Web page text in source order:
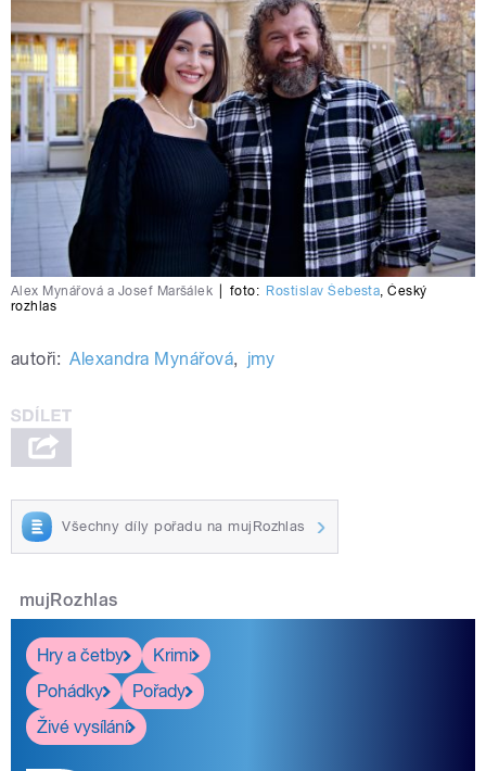
Alex Mynářová a Josef Maršálek foto: Rostislav Šebesta,Český
rozhlas
autoři: Alexandra Mynářová, jmy
Všechny díly pořadu na mujRozhlas
mujRozhlas
Hry a četby
Krimi
Pohádky
Pořady
Živé vysílání